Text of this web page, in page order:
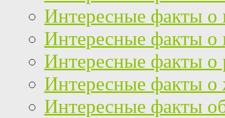
Интересные факты о
Интересные факты о
Интересные факты о
Интересные факты
Интересные факты